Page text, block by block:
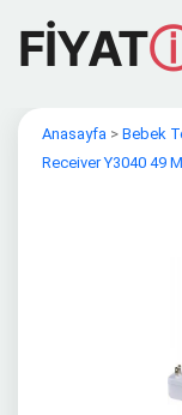
FİYAT
Anasayfa > Bebek
Receiver Y3040 49